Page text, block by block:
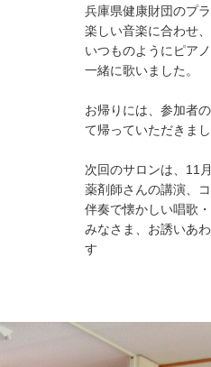
兵庫県健康財団のプ
楽しい音楽に合わせ
いつものようにピア
一緒に歌いました。
お帰りには、参加者
て帰っていただきまし
次回のサロンは、11
薬剤師さんの講演、
伴奏で懐かしい唱歌
みなさま、お誘いあ
す